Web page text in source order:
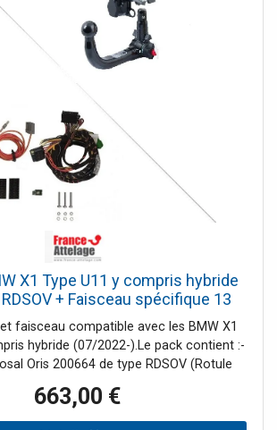
X1 Type U11 y compris hybride
+ Faisceau spécifique 13
broches Bosstow
faisceau compatible avec les BMW X1
hybride (07/2022-).Le pack contient :-
Oris 200664 de type RDSOV (Rotule
87521381Tout est livré complet et
montage sont incluses.L'attelage,
663,00 €